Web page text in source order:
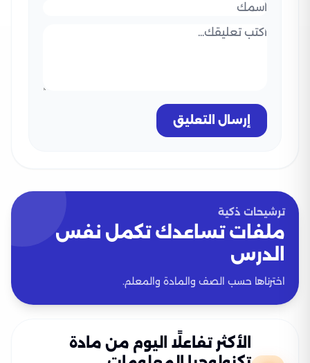
إرسال التعليق
ترشيحات ذكية
ملفات تساعدك تكمل نفس
الدرس
اخترناها حسب الصف والمادة والمعلم.
الأكثر تفاعلًا اليوم من مادة